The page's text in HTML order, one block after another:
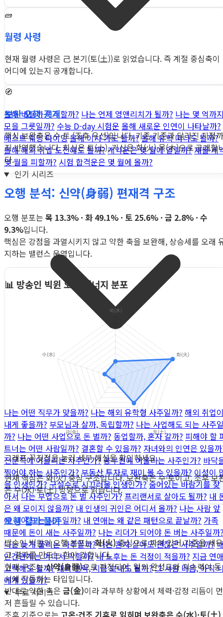
올해 버틸까 이직할까? 나는 언제 영앤리치가 될까? 나는 몇 억까
모을 그릇일까? 수능 D-day 시험운 올해 새로운 인연이 나타날까?
베스트 웨딩 타이밍 올해 이사 가도 될까?올해 유학 떠나도 될까?
올해 해외 취업 도전해도 될까?계약운은 몇 월에 열릴까?재물·계
몇 월을 피할까? 시험 합격운은 몇 월에 올까?
인기 시리즈
나는 어떤 직무가 맞을까? 나는 해외 유학형 사주일까? 해외 취업
내게 좋을까? 부모님과 살까, 독립할까?나는 사업해도 되는 사주
까? 나는 어떤 사업으로 돈 벌까? 동업할까, 혼자 갈까? 피해야 할
트너는 어떤 사람일까? 결혼할 수 있을까? 자녀와의 인연은 있을
전문직에 어울리는 사주인가? 공무원에 어울리는 사주인가? 바닥
찍어야 하는 사주인가? 부동산 투자로 재미 볼 수 있을까? 이성이
을 인생인가?구설수로 시끄러울 인생인가? 숨어있는 바람기를 찾
아서 나는 부업으로 돈 벌 사주인가?프리랜서로 살아도 될까? 내
은 왜 모이지 않을까?내 인생의 귀인은 어디서 올까?나는 사람 앞
에 서야 뜨는 사주일까? 내 연애는 왜 같은 패턴으로 끝날까? 가족
때문에 돈이 새는 사주일까? 나는 리더가 되어야 돈 버는 사주일까
나는 늦게 풀리는 사주일까?나는 혼자 살아도 괜찮은 사주일까?
인간관계는 어디서 막힐까?내 노후는 돈 걱정이 적을까? 지금 연
고백해도 될까?재회 연락, 지금 보내도 될까?그 사람 마음, 아직
에게 있을까?
무료 서비스
🧱
월령 사령
현재 월령 사령은 己 본기(토(土))로 읽었습니다. 즉 계절 중심축이
어디에 있는지 공개합니다.
🧭
보완 오행 공개
핵심 보완축은 수·토 (조후 우선)입니다. 기존 기준과 달라진 지점까
지 반영했습니다. 희신은 토(土), 기신은 화(火)·목(木)으로 공개합
다.
오행 분석: 신약(身弱) 편재격 구조
오행 분포는 목 13.3% · 화 49.1% · 토 25.6% · 금 2.8% · 수
9.3%입니다.
핵심은 강점을 과열시키지 않고 약한 축을 보완해, 상승세를 오래
지하는 밸런스 운영입니다.
📊 방송인 빅윈 오행 에너지 분포
그래프 꼭짓점을 눌러 세부 해설을 확인하세요.
현재 핵심은 화(火) 중심 구조입니다. 보완축은 수·토이고, 조후 보
은 수(水)·토(土) 방향으로 읽습니다.
오행 결과 풀이
방송인 빅윈의 오행 분포는화(火)중심으로 짜여 있어 기준을 세우
고 결과를 만드는 힘이 강합니다.
현재 구조는신약(身弱)으로 판정되어, 일의 완성도와 지속력이 동
시에 작동하는 타입입니다.
반대로 약한 축은 금(金)이라 과부하 상황에서 체력·감정 리듬이 먼
저 흔들릴 수 있습니다.
조후 기준으로는 고온·건조 기후로 읽히며 보완축은 수(水)·토(土)